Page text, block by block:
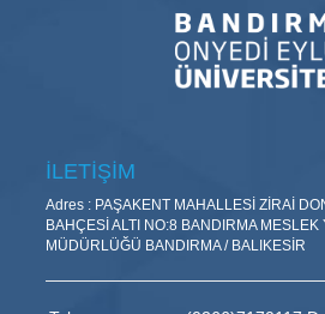
İLETİŞİM
Adres : PAŞAKENT MAHALLESİ ZİRAİ
BAHÇESİ ALTI NO:8 BANDIRMA
MÜDÜRLÜĞÜ BANDIRMA / BALIKESİR